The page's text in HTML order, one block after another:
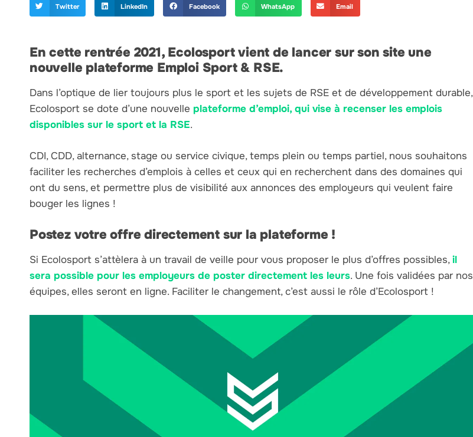
Twitter LinkedIn Facebook WhatsApp Email
En cette rentrée 2021, Ecolosport vient de lancer sur son site une
nouvelle plateforme Emploi Sport & RSE.
Dans l’optique de lier toujours plus le sport et les sujets de RSE et de développement durable,
Ecolosport se dote d’une nouvelle plateforme d’emploi, qui vise à recenser les emplois
disponibles sur le sport et la RSE.
CDI, CDD, alternance, stage ou service civique, temps plein ou temps partiel, nous souhaitons
faciliter les recherches d’emplois à celles et ceux qui en recherchent dans des domaines qui
ont du sens, et permettre plus de visibilité aux annonces des employeurs qui veulent faire
bouger les lignes !
Postez votre offre directement sur la plateforme !
Si Ecolosport s’attèlera à un travail de veille pour vous proposer le plus d’offres possibles,il
sera possible pour les employeurs de poster directement les leurs. Une fois validées par nos
équipes, elles seront en ligne. Faciliter le changement, c’est aussi le rôle d’Ecolosport !